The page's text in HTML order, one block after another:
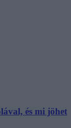
és mi jöhet